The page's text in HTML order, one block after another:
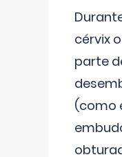
cérvix
parte
(como